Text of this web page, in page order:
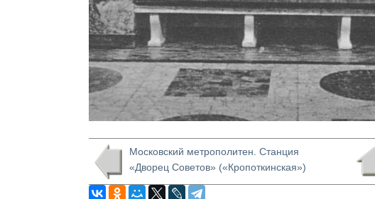
Московский метрополитен. Станция
«Дворец Советов» («Кропоткинская»)